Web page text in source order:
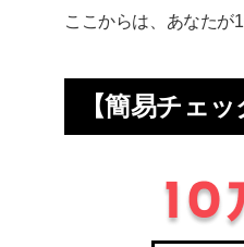
部分矯正の平均
歯医者で10万以
10万円の部分矯正
ここからは、あなたが
【簡易チェ